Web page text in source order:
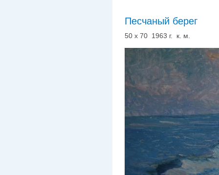
Песчаный берег
50 х 70 1963 г. к. м.